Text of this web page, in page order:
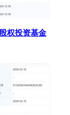
权投资基金